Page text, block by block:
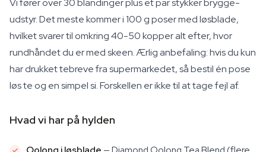
Vi fører over 30 blandinger plus et par stykker brygge­
udstyr. Det meste kommer i 100 g poser med løsblade,
hvilket svarer til omkring 40-50 kopper alt efter, hvor
rundhåndet du er med skeen. Ærlig anbefaling: hvis du kun
har drukket tebreve fra supermarkedet, så bestil én pose
løs te og en simpel si. Forskellen er ikke til at tage fejl af.
Hvad vi har på hylden